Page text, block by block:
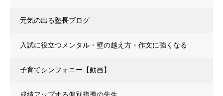
元気の出る塾長ブログ
入試に役立つメンタル・壁の越え方・作文に強くなる
子育てシンフォニー【動画】
成績アップする個別指導の先生